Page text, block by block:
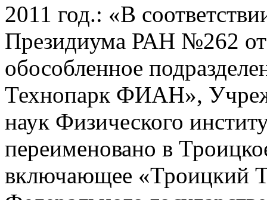
2011 год.: «В
Президиума РАН №262 от
обособленное
Технопарк ФИАН»,
наук Физического
переименовано в
включающее «Троицкий